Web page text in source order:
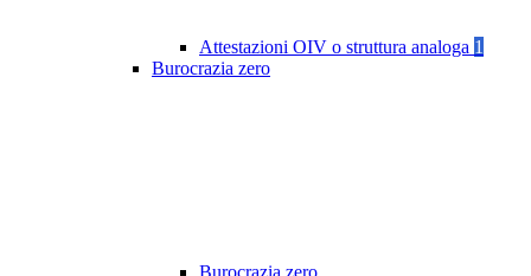
Attestazioni OIV o struttura analoga 1
Burocrazia zero